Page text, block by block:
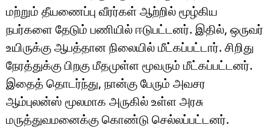
மற்றும் தீயணைப்பு வீரர்கள் ஆற்றில் மூழ்கிய
நபர்களை தேடும் பணியில் ஈடுபட்டனர். இதில், ஒருவர்
உயிருக்கு ஆபத்தான நிலையில் மீட்கப்பட்டார். சிறிது
நேரத்துக்கு பிறகு மீதமுள்ள மூவரும் மீட்கப்பட்டனர்.
இதைத் தொடர்ந்து, நான்கு பேரும் அவசர
ஆம்புலன்ஸ் மூலமாக அருகில் உள்ள அரசு
மருத்துவமனைக்கு கொண்டு செல்லப்பட்டனர்.